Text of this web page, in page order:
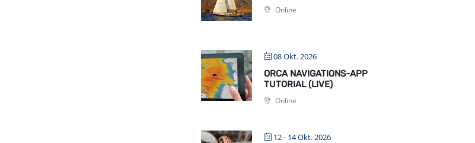
Online
08 Okt. 2026
ORCA NAVIGATIONS-APP
TUTORIAL (LIVE)
Online
12 - 14 Okt. 2026